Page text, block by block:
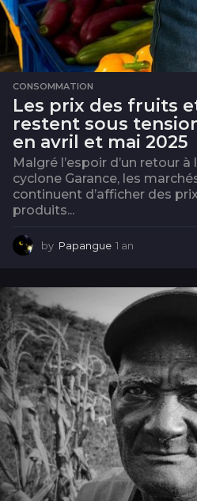
CONSOMMATION
Les prix des fruits
restent sous
en avril et mai 2025
Malgré l’espoir d’un retour
cyclone Garance, les
continuent d’afficher des
produits...
by Papangue 1 an